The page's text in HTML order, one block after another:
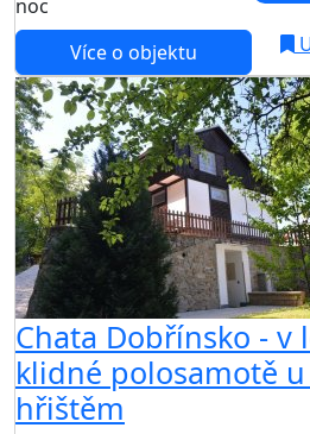
noc
Více o objektu
Chata Dobřínsko - v
klidné polosamotě
hřištěm